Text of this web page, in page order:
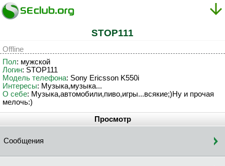
STOP111
Offline
Пол: мужской
Логин: STOP111
Модель телефона: Sony Ericsson K550i
Интересы: Музыка,музыка...
О себе: Музыка,автомобили,пиво,игры...всякие;)Ну и прочая
мелочь:)
Просмотр
Сообщения